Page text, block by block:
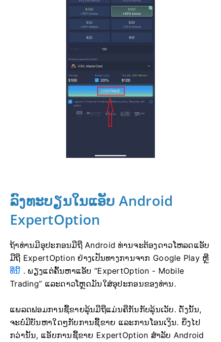
ລົງທະບຽນໃນແອັບ Android
ExpertOption
ຖ້າທ່ານມີອຸປະກອນມືຖື Android ທ່ານຈະຕ້ອງດາວໂຫລດແອັບ
ມືຖື ExpertOption ຢ່າງເປັນທາງການຈາກ Google Play ຫຼື
ທີ່ນີ້ . ພຽງແຕ່ຄົ້ນຫາແອັບ “ExpertOption - Mobile
Trading” ແລະດາວໂຫຼດມັນໃສ່ອຸປະກອນຂອງທ່ານ.
ແພລດຟອມການຊື້ຂາຍລຸ້ນມືຖືແມ່ນຄືກັນກັບລຸ້ນເວັບ. ດັ່ງນັ້ນ,
ຈະບໍ່ມີບັນຫາໃດໆກັບການຊື້ຂາຍ ແລະການໂອນເງິນ. ຍິ່ງໄປ
ກວ່ານັ້ນ, ແອັບການຊື້ຂາຍ ExpertOption ສຳລັບ Android